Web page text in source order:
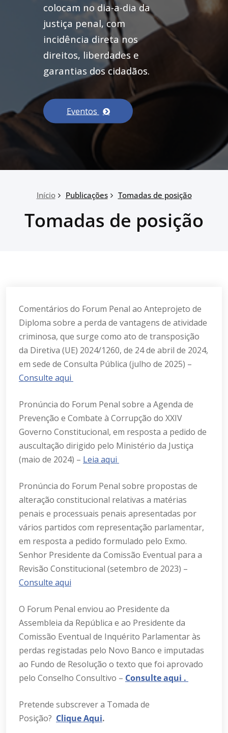
colocam no dia-a-dia da
justiça penal, com
incidência direta nos
direitos, liberdades e
garantias dos cidadãos.
Eventos
Início Publicações Tomadas de posição
Tomadas de posição
Comentários do Forum Penal ao Anteprojeto de
Diploma sobre a perda de vantagens de atividade
criminosa, que surge como ato de transposição
da Diretiva (UE) 2024/1260, de 24 de abril de 2024,
em sede de Consulta Pública (julho de 2025) –
Consulte aqui
Pronúncia do Forum Penal sobre a Agenda de
Prevenção e Combate à Corrupção do XXIV
Governo Constitucional, em resposta a pedido de
auscultação dirigido pelo Ministério da Justiça
(maio de 2024) – Leia aqui
Pronúncia do Forum Penal sobre propostas de
alteração constitucional relativas a matérias
penais e processuais penais apresentadas por
vários partidos com representação parlamentar,
em resposta a pedido formulado pelo Exmo.
Senhor Presidente da Comissão Eventual para a
Revisão Constitucional (setembro de 2023) –
Consulte aqui
O Forum Penal enviou ao Presidente da
Assembleia da República e ao Presidente da
Comissão Eventual de Inquérito Parlamentar às
perdas registadas pelo Novo Banco e imputadas
ao Fundo de Resolução o texto que foi aprovado
pelo Conselho Consultivo – Consulte aqui .
Pretende subscrever a Tomada de
Posição? Clique Aqui.